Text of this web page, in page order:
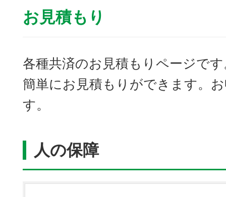
お見積もり
各種共済のお見積もりページで
簡単にお見積もりができます。
す。
人の保障